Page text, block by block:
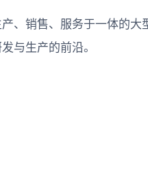
、销售、服务于一体的大
与生产的前沿。